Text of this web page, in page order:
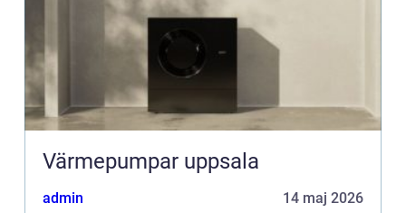
Värmepumpar uppsala
admin 14 maj 2026